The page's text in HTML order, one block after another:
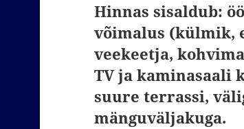
Hinnas sisaldub:
võimalus (külmik,
veekeetja,
TV ja kaminasaali
suure terrassi,
mänguväljakuga.